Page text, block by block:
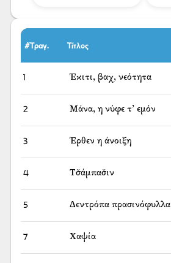
#Τραγ. Τίτλος
1 Έκιτι, βαχ, νεότητα
2 Μάνα, η νύφε τ’ εμόν
3 Έρθεν η άνοιξη
4 Τσ̌άμπασ̌ιν
5 Δεντρόπα πρασινόφυλλα
7 Χαψία